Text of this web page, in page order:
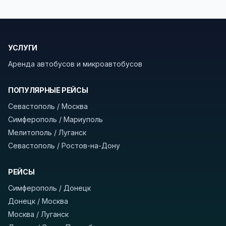
пересечения у оператора или в пограничной
службе.
В автобусах есть всё необходимое для
кондиционер, отопление, зарядка
устройств, вода, пледы. На больших
автобусах работают стюарды. У нас
скрытых платежейинаценки на билеты
печатать билет заранее не нужно.
Как забронировать билет?
отправления и прибытия, дату выезда и
нажмите «Найти рейсы». В списке рейсов
УСЛУГИ
Аренда автобусов и микроавтобусов
ПОПУЛЯРНЫЕ РЕЙСЫ
Севастополь / Москва
Симферополь / Мариуполь
Мелитополь / Луганск
Севастополь / Ростов-на-Дону
РЕЙСЫ
Симферополь / Донецк
Донецк / Москва
Москва / Луганск